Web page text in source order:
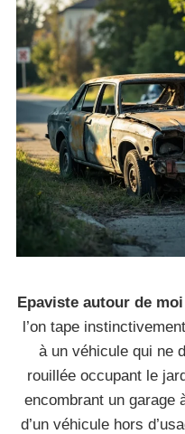
Epaviste autour de moi
l’on tape
à un véhicule qui ne
rouillée occupant le
encombrant un garage
d’un véhicule hors